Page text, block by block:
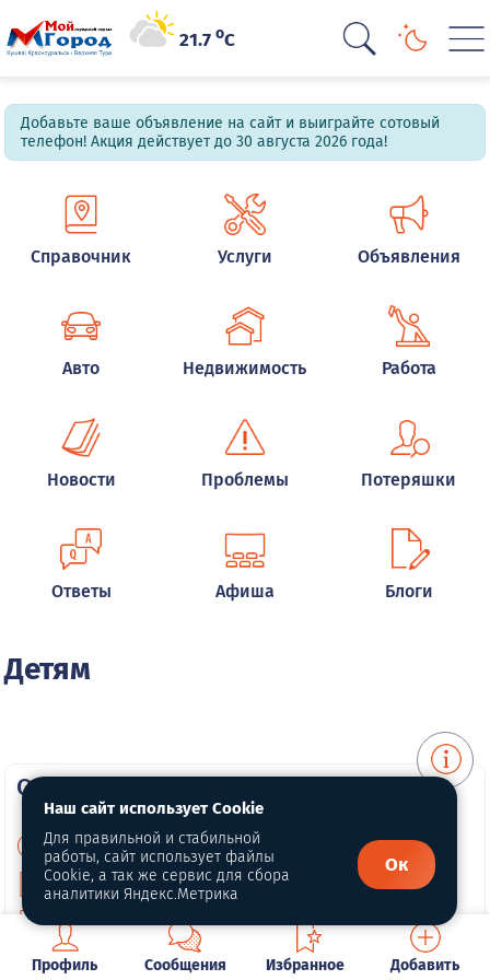
21.7oC
Добавьте ваше объявление на сайт и выиграйте сотовый
телефон! Акция действует до 30 августа 2026 года!
Справочник Услуги Объявления
Авто Недвижимость Работа
Новости Проблемы Потеряшки
Ответы Афиша Блоги
Детям
О портале
О нас
Политика конфиденциальности
Публичная оферта
Профиль Сообщения Избранное Добавить
Наш сайт использует Cookie
Для правильной и стабильной
работы, сайт использует файлы
Cookie, а так же сервис для сбора
аналитики Яндекс.Метрика
Ок